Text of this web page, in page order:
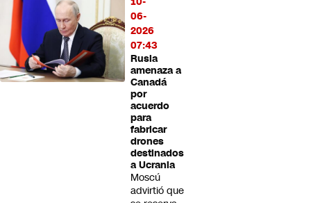
06-
2026
07:43
Rusia
amenaza a
Canadá
por
acuerdo
para
fabricar
drones
destinados
a Ucrania
Moscú
advirtió que